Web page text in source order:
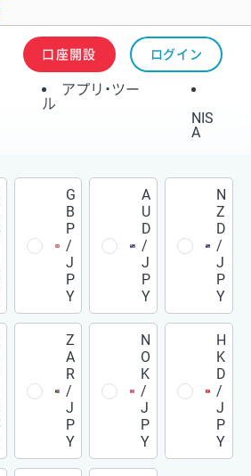
口座開設 ログイン
アプリ・ツー
ル
NIS
A
G
B
P
/
J
P
Y
A
U
D
/
J
P
Y
N
Z
D
/
J
P
Y
Z
A
R
/
J
P
Y
N
O
K
/
J
P
Y
H
K
D
/
J
P
Y